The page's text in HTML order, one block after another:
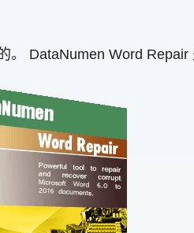
DataNumen Word Repair